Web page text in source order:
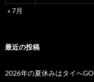
« 7月
最近の投稿
2026年の夏休みはタイへGO